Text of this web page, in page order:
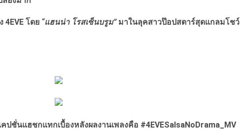
4EVEโดย “แฮนน่า โรสเซ็นบรูม” มาในลุคสาวป๊อปสตาร์สุดแกลมโชว์
นแฮชกแทกเบื้องหลังผลงานเพลงคือ #4EVESalsaNoDrama_MV